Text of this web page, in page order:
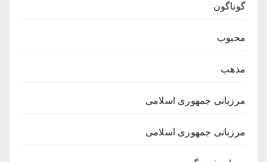
گوناگون
محبوب
مذهب
مرزبانی جمهوری اسلامی
مرزبانی جمهوری اسلامی